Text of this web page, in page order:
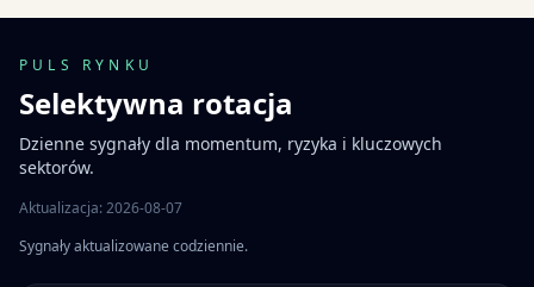
PULS RYNKU
Selektywna rotacja
Dzienne sygnały dla momentum, ryzyka i kluczowych
sektorów.
Aktualizacja: 2026-08-07
Sygnały aktualizowane codziennie.